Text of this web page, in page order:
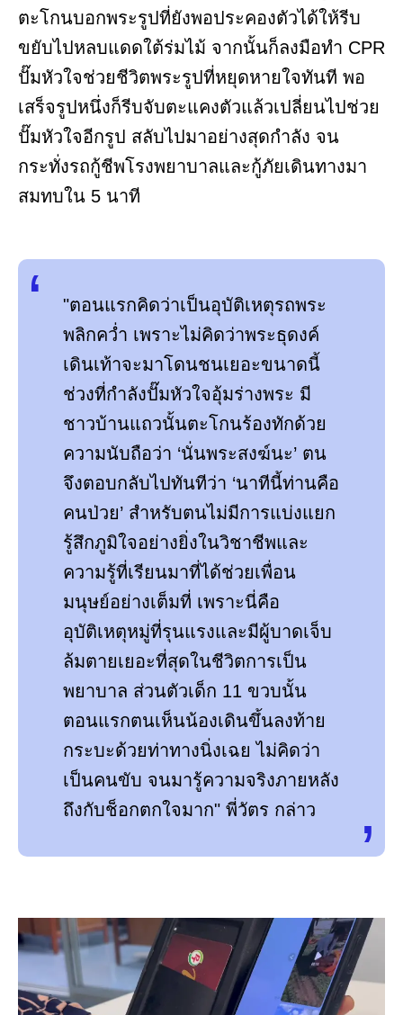
ตะโกนบอกพระรูปที่ยังพอประคองตัวได้ให้รีบ
ขยับไปหลบแดดใต้ร่มไม้ จากนั้นก็ลงมือทำ CPR
ปั๊มหัวใจช่วยชีวิตพระรูปที่หยุดหายใจทันที พอ
เสร็จรูปหนึ่งก็รีบจับตะแคงตัวแล้วเปลี่ยนไปช่วย
ปั๊มหัวใจอีกรูป สลับไปมาอย่างสุดกำลัง จน
กระทั่งรถกู้ชีพโรงพยาบาลและกู้ภัยเดินทางมา
สมทบใน 5 นาที
"ตอนแรกคิดว่าเป็นอุบัติเหตุรถพระ
พลิกคว่ำ เพราะไม่คิดว่าพระธุดงค์
เดินเท้าจะมาโดนชนเยอะขนาดนี้
ช่วงที่กำลังปั๊มหัวใจอุ้มร่างพระ มี
ชาวบ้านแถวนั้นตะโกนร้องทักด้วย
ความนับถือว่า ‘นั่นพระสงฆ์นะ’ ตน
จึงตอบกลับไปทันทีว่า ‘นาทีนี้ท่านคือ
คนป่วย’ สำหรับตนไม่มีการแบ่งแยก
รู้สึกภูมิใจอย่างยิ่งในวิชาชีพและ
ความรู้ที่เรียนมาที่ได้ช่วยเพื่อน
มนุษย์อย่างเต็มที่ เพราะนี่คือ
อุบัติเหตุหมู่ที่รุนแรงและมีผู้บาดเจ็บ
ล้มตายเยอะที่สุดในชีวิตการเป็น
พยาบาล ส่วนตัวเด็ก 11 ขวบนั้น
ตอนแรกตนเห็นน้องเดินขึ้นลงท้าย
กระบะด้วยท่าทางนิ่งเฉย ไม่คิดว่า
เป็นคนขับ จนมารู้ความจริงภายหลัง
ถึงกับช็อกตกใจมาก" พี่วัตร กล่าว